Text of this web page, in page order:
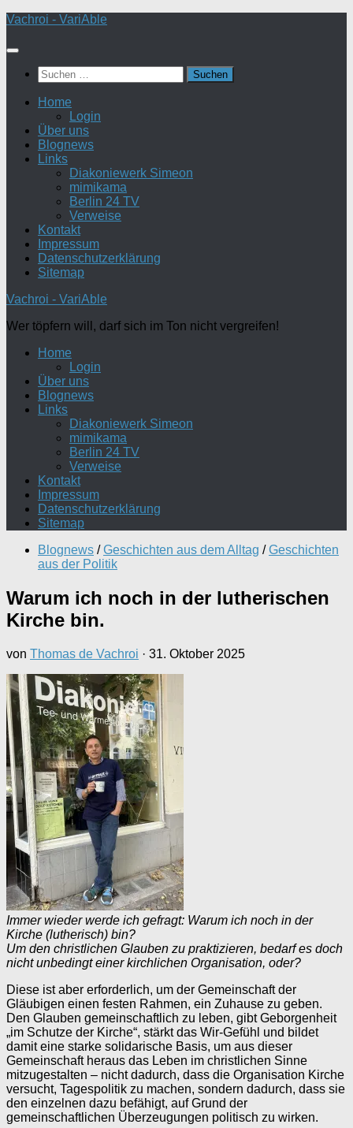
Zum
springen
Vachroi - VariAble
Suchen
nach:
Home
Login
Über uns
Blognews
Links
Diakoniewerk Simeon
mimikama
Berlin 24 TV
Verweise
Kontakt
Impressum
Datenschutzerklärung
Sitemap
Vachroi - VariAble
Wer töpfern will, darf sich im Ton nicht vergreifen!
Home
Login
Über uns
Blognews
Links
Diakoniewerk Simeon
mimikama
Berlin 24 TV
Verweise
Kontakt
Impressum
Datenschutzerklärung
Sitemap
Blognews / Geschichten aus dem Alltag / Geschichten
aus der Politik
Warum ich noch in der lutherischen
Kirche bin.
von Thomas de Vachroi · 31. Oktober 2025
Immer wieder werde ich gefragt: Warum ich noch in der
Kirche (lutherisch) bin?
Um den christlichen Glauben zu praktizieren, bedarf es doch
nicht unbedingt einer kirchlichen Organisation, oder?
Diese ist aber erforderlich, um der Gemeinschaft der
Gläubigen einen festen Rahmen, ein Zuhause zu geben.
Den Glauben gemeinschaftlich zu leben, gibt Geborgenheit
„im Schutze der Kirche“, stärkt das Wir-Gefühl und bildet
damit eine starke solidarische Basis, um aus dieser
Gemeinschaft heraus das Leben im christlichen Sinne
mitzugestalten – nicht dadurch, dass die Organisation Kirche
versucht, Tagespolitik zu machen, sondern dadurch, dass sie
den einzelnen dazu befähigt, auf Grund der
gemeinschaftlichen Überzeugungen politisch zu wirken.